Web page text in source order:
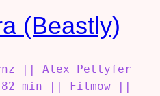
(Beastly)
|| Alex Pettyfer
82 min || Filmow ||